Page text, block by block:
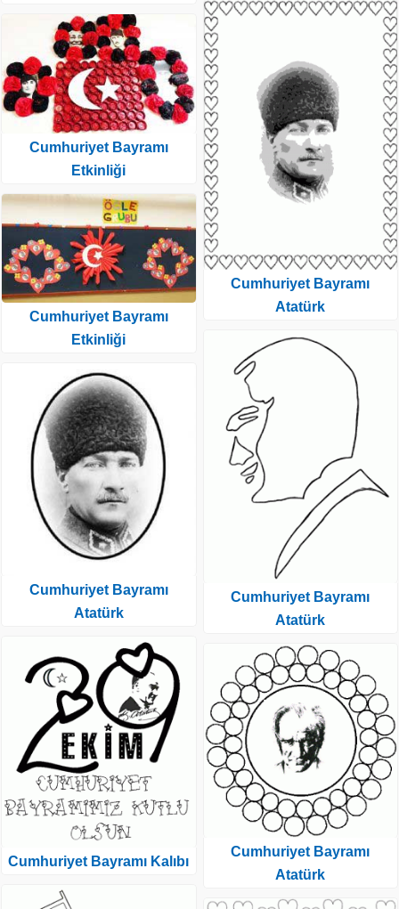
Cumhuriyet Bayramı
Etkinliği
Cumhuriyet Bayramı
Etkinliği
Cumhuriyet Bayramı
Atatürk
Cumhuriyet Bayramı Kalıbı
Cumhuriyet Bayramı
Atatürk
Cumhuriyet Bayramı
Atatürk
Cumhuriyet Bayramı
Atatürk